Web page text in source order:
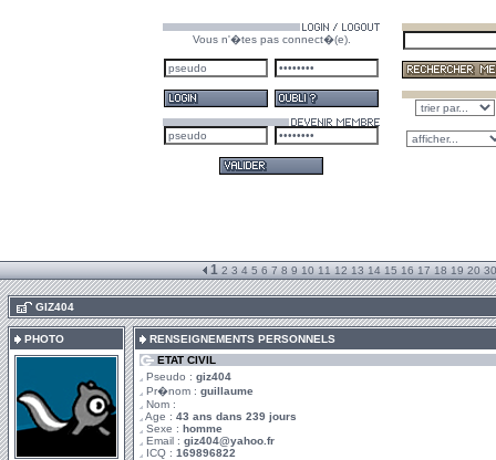
Vous n'�tes pas connect�(e).
1 2 3 4 5 6 7 8 9 10 11 12 13 14 15 16 17 18 19 20 30
GIZ404
PHOTO
RENSEIGNEMENTS PERSONNELS
ETAT CIVIL
Pseudo : giz404
Pr�nom : guillaume
Nom :
Age : 43 ans dans 239 jours
Sexe : homme
Email : giz404@yahoo.fr
ICQ : 169896822